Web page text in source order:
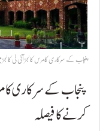
پنجاب کے سرکاری کامرس کالجز آئی ٹی کالجز
پنجاب کے سرکاری
کرنے کا فیصلہ